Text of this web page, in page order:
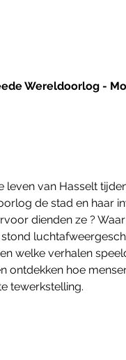
Wereldoorlog -
leven van Hasselt
de stad en haar
dienden ze ?
welke verhalen
ontdekken hoe
tewerkstelling.